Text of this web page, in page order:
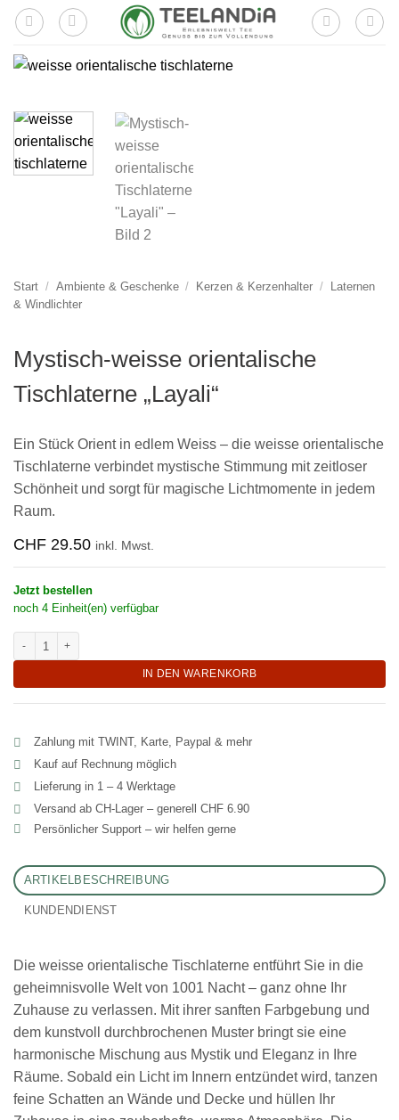
Zum
Inhalt
springen
Start / Ambiente & Geschenke / Kerzen & Kerzenhalter /
Laternen
& Windlichter
Mystisch-weisse orientalische
Tischlaterne „Layali“
Ein Stück Orient in edlem Weiss – die weisse orientalische
Tischlaterne verbindet mystische Stimmung mit zeitloser
Schönheit und sorgt für magische Lichtmomente in jedem
Raum.
CHF 29.50 inkl. Mwst.
Jetzt bestellen
noch 4 Einheit(en) verfügbar
IN DEN WARENKORB
Zahlung mit TWINT, Karte, Paypal & mehr
Kauf auf Rechnung möglich
Lieferung in 1 – 4 Werktage
Versand ab CH‑Lager – generell CHF 6.90
Persönlicher Support – wir helfen gerne
ARTIKELBESCHREIBUNG
KUNDENDIENST
Die weisse orientalische Tischlaterne entführt Sie in die
geheimnisvolle Welt von 1001 Nacht – ganz ohne Ihr
Zuhause zu verlassen. Mit ihrer sanften Farbgebung und
dem kunstvoll durchbrochenen Muster bringt sie eine
harmonische Mischung aus Mystik und Eleganz in Ihre
Räume. Sobald ein Licht im Innern entzündet wird, tanzen
feine Schatten an Wände und Decke und hüllen Ihr